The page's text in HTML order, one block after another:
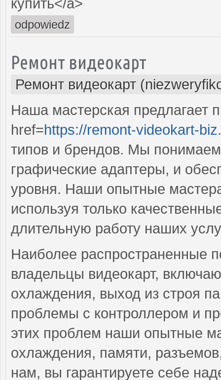
купить</a>
odpowiedz
Ремонт видеокарт
Ремонт видеокарт
Наша мастерская предлагает
href=https://remont-videokart-
типов и брендов. Мы
графические адаптеры, и
уровня. Наши опытные
используя только
длительную работу наших
Наиболее распространенные
владельцы видеокарт,
охлаждения, выход из строя
проблемы с контроллером и
этих проблем наши опытные
охлаждения, памяти,
нам, вы гарантируете себе